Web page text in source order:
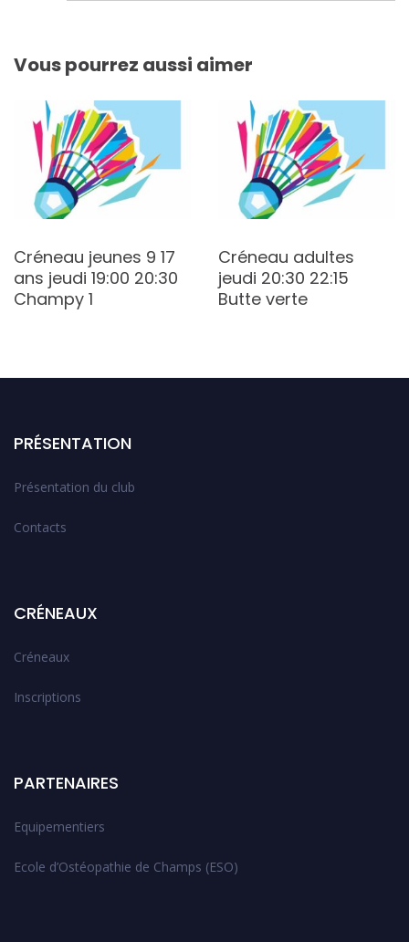
Vous pourrez aussi aimer
Créneau jeunes 9 17
ans jeudi 19:00 20:30
Champy 1
Créneau adultes
jeudi 20:30 22:15
Butte verte
PRÉSENTATION
Présentation du club
Contacts
CRÉNEAUX
Créneaux
Inscriptions
PARTENAIRES
Equipementiers
Ecole d’Ostéopathie de Champs (ESO)